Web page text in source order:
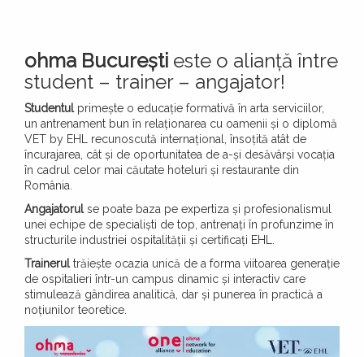
ohma București este o alianță între
student – trainer – angajator!
Studentulprimește o educație formativă în arta serviciilor,
un antrenament bun în relaționarea cu oamenii și o diplomă
VET by EHL recunoscută internațional, însoțită atât de
încurajarea, cât și de oportunitatea de a-și desăvârși vocația
în cadrul celor mai căutate hoteluri și restaurante din
România.
Angajatorulse poate baza pe expertiza și profesionalismul
unei echipe de specialiști de top, antrenați în profunzime în
structurile industriei ospitalității și certificați EHL.
Trainerultrăiește ocazia unică de a forma viitoarea generație
de ospitalieri într-un campus dinamic și interactiv care
stimulează gândirea analitică, dar și punerea în practică a
noțiunilor teoretice.